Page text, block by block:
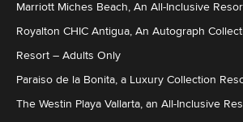
Marriott Miches Beach, An All-Inclusive
Royalton CHIC Antigua, An Autograph
Resort – Adults Only
Paraiso de la Bonita, a Luxury Collection
The Westin Playa Vallarta, an All-Inclusive